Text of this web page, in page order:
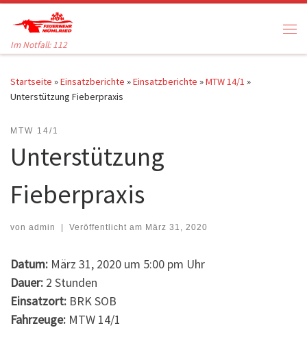
Zum Inhalt springen
Im Notfall: 112
Startseite »Einsatzberichte »Einsatzberichte »MTW 14/1 »
Unterstützung Fieberpraxis
MTW 14/1
Unterstützung
Fieberpraxis
von admin | Veröffentlicht am März 31, 2020
Datum: März 31, 2020 um 5:00 pm Uhr
Dauer: 2 Stunden
Einsatzort: BRK SOB
Fahrzeuge: MTW 14/1